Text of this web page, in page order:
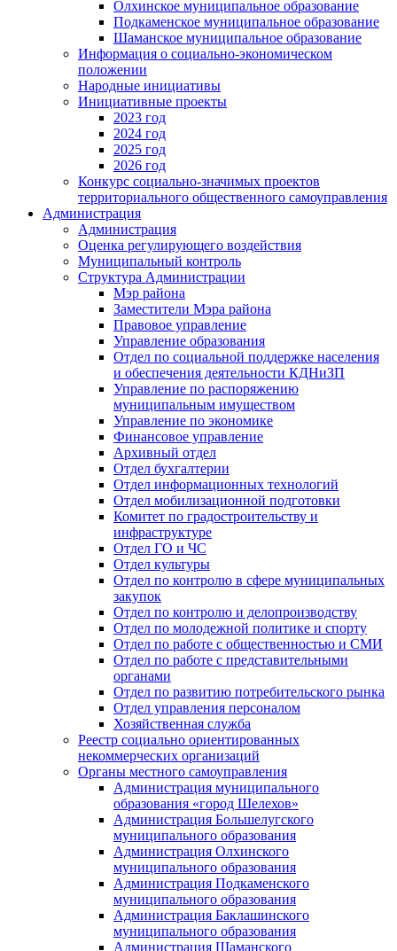
Олхинское муниципальное образование
Подкаменское муниципальное образование
Шаманское муниципальное образование
Информация о социально-экономическом
положении
Народные инициативы
Инициативные проекты
2023 год
2024 год
2025 год
2026 год
Конкурс социально-значимых проектов
территориального общественного самоуправления
Администрация
Администрация
Оценка регулирующего воздействия
Муниципальный контроль
Структура Администрации
Мэр района
Заместители Мэра района
Правовое управление
Управление образования
Отдел по социальной поддержке населения
и обеспечения деятельности КДНиЗП
Управление по распоряжению
муниципальным имуществом
Управление по экономике
Финансовое управление
Архивный отдел
Отдел бухгалтерии
Отдел информационных технологий
Отдел мобилизационной подготовки
Комитет по градостроительству и
инфраструктуре
Отдел ГО и ЧС
Отдел культуры
Отдел по контролю в сфере муниципальных
закупок
Отдел по контролю и делопроизводству
Отдел по молодежной политике и спорту
Отдел по работе с общественностью и СМИ
Отдел по работе с представительными
органами
Отдел по развитию потребительского рынка
Отдел управления персоналом
Хозяйственная служба
Реестр социально ориентированных
некоммерческих организаций
Органы местного самоуправления
Администрация муниципального
образования «город Шелехов»
Администрация Большелугского
муниципального образования
Администрация Олхинского
муниципального образования
Администрация Подкаменского
муниципального образования
Администрация Баклашинского
муниципального образования
Администрация Шаманского